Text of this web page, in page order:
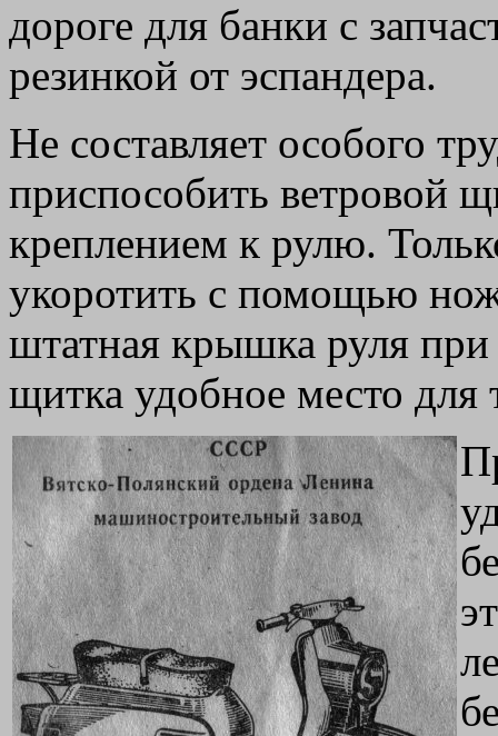
дороге для банки с
резинкой от эспандера.
Не составляет особого
приспособить ветровой
креплением к рулю.
укоротить с помощью
штатная крышка руля
щитка удобное место для